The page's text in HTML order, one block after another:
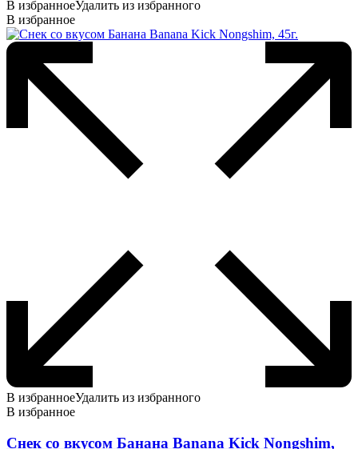
В избранноеУдалить из избранного
В избранное
В избранноеУдалить из избранного
В избранное
Снек со вкусом Банана Banana Kick Nongshim,